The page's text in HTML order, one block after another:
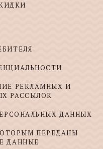
РЕКЛАМНЫХ И
РАССЫЛОК
ДАННЫХ
ПЕРЕДАНЫ
ДАННЫЕ